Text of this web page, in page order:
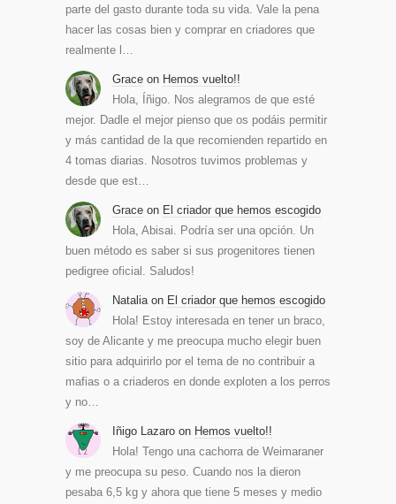
parte del gasto durante toda su vida. Vale la pena
hacer las cosas bien y comprar en criadores que
realmente l…
Grace on Hemos vuelto!!
Hola, Íñigo. Nos alegramos de que esté
mejor. Dadle el mejor pienso que os podáis permitir
y más cantidad de la que recomienden repartido en
4 tomas diarias. Nosotros tuvimos problemas y
desde que est…
Grace on El criador que hemos escogido
Hola, Abisai. Podría ser una opción. Un
buen método es saber si sus progenitores tienen
pedigree oficial. Saludos!
Natalia on El criador que hemos escogido
Hola! Estoy interesada en tener un braco,
soy de Alicante y me preocupa mucho elegir buen
sitio para adquirirlo por el tema de no contribuir a
mafias o a criaderos en donde exploten a los perros
y no…
Iñigo Lazaro on Hemos vuelto!!
Hola! Tengo una cachorra de Weimaraner
y me preocupa su peso. Cuando nos la dieron
pesaba 6,5 kg y ahora que tiene 5 meses y medio